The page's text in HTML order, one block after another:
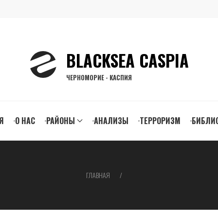
BLACKSEA CASPIA
ЧЕРНОМОРИЕ - КАСПИЯ
О НАС РАЙОНЫ АНАЛИЗЫ ТЕРРОРИЗМ
ГЛАВНАЯ